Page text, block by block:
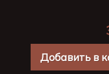
Добавить в